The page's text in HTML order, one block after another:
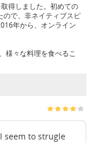
得しました。初めての
ので、非ネイティブスピ
年から、オンライン
様々な料理を食べるこ
seem to strugle